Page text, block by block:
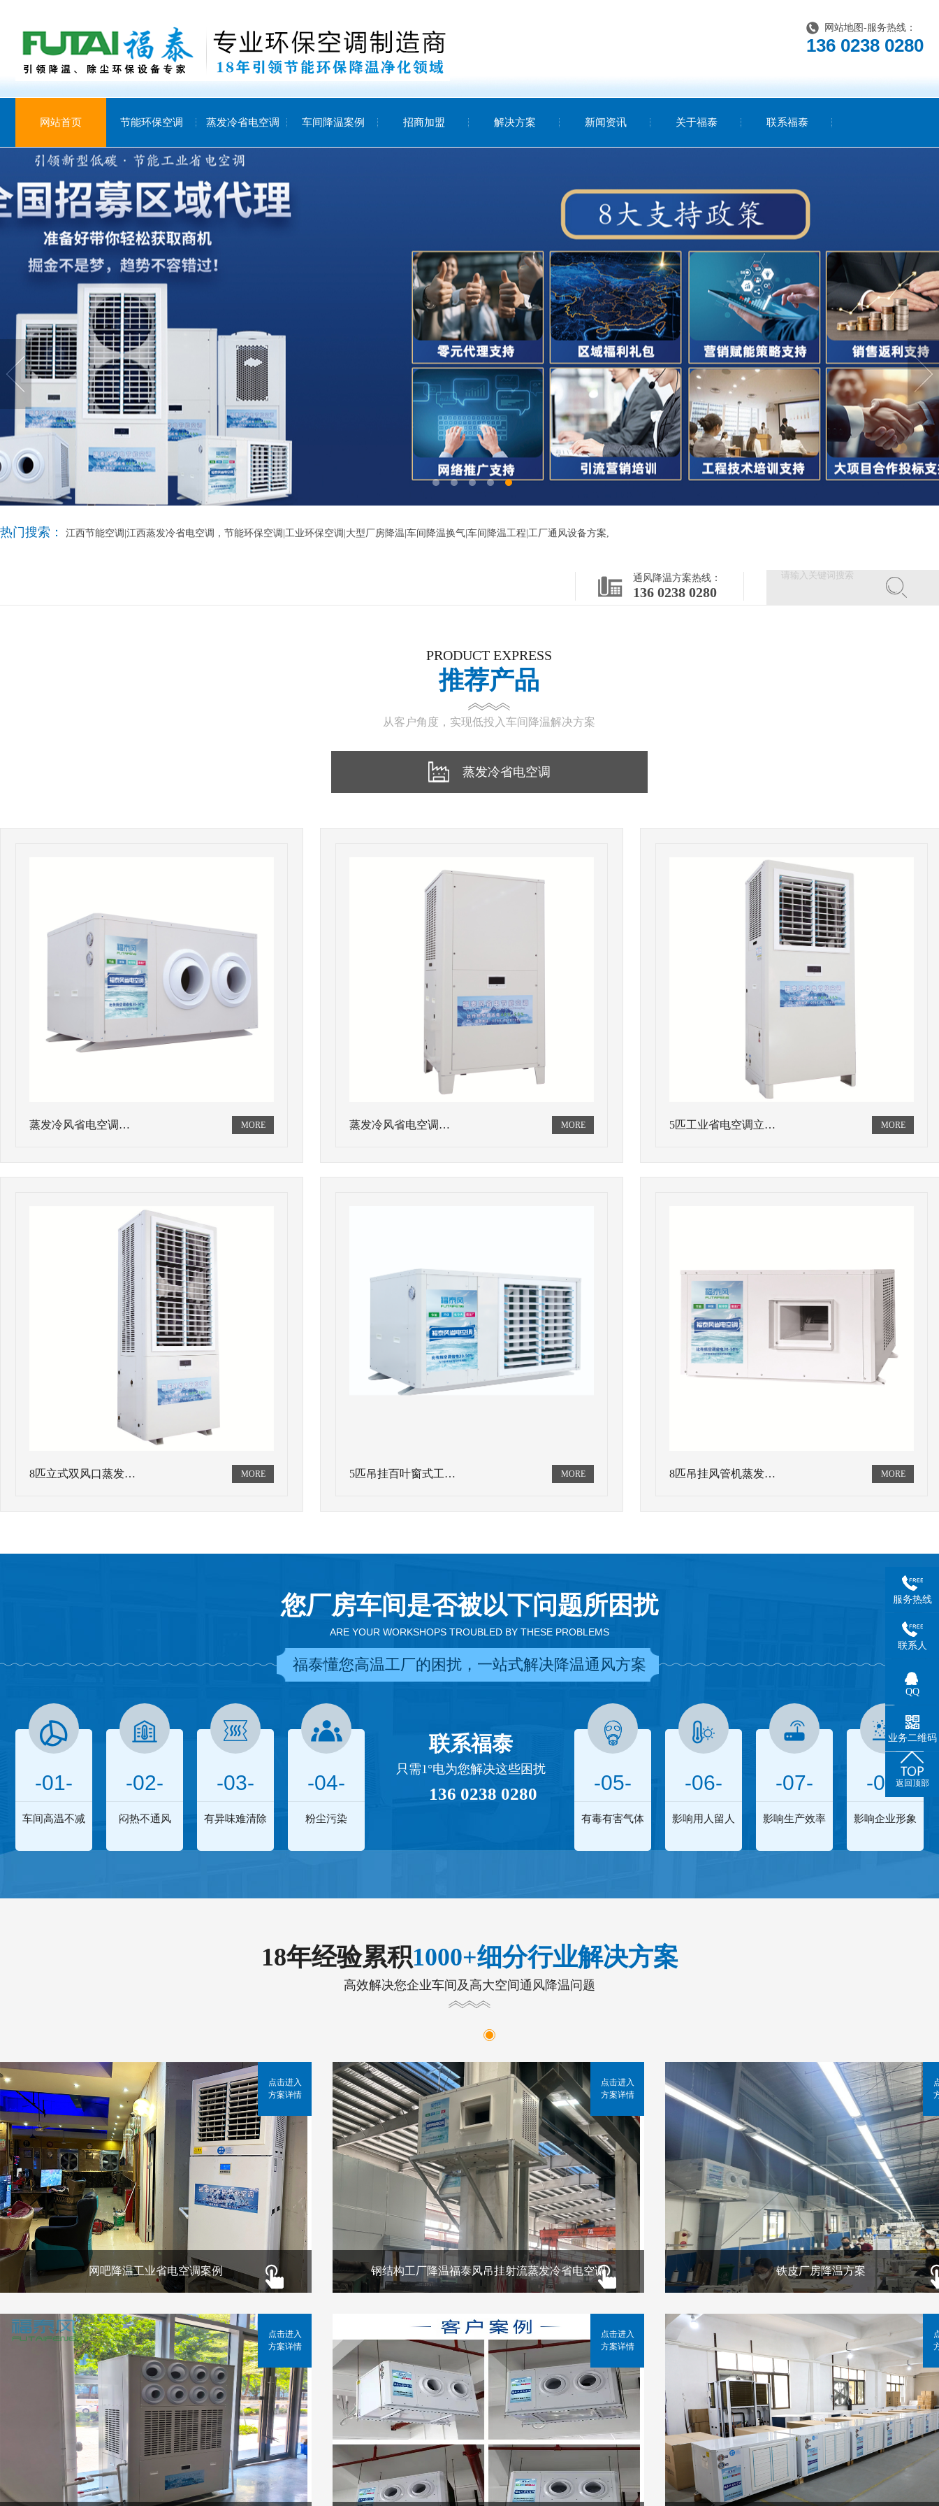
网站地图 -服务热线：
136 0238 0280
网站首页 节能环保空调 蒸发冷省电空调 车间降温案例 招商加盟 解决方案 新闻资讯 关于福泰 联系福泰
热门搜索： 江西节能空调|江西蒸发冷省电空调，节能环保空调|工业环保空调|大型厂房降温|车间降温换气|车间降温工程|工厂通风设备方案,
通风降温方案热线：
136 0238 0280
PRODUCT EXPRESS
推荐产品
从客户角度，实现低投入车间降温解决方案
蒸发冷省电空调
蒸发冷风省电空调… 蒸发冷风省电空调… 5匹工业省电空调立…
8匹立式双风口蒸发… 5匹吊挂百叶窗式工… 8匹吊挂风管机蒸发…
您厂房车间是否被以下问题所困扰
ARE YOUR WORKSHOPS TROUBLED BY THESE PROBLEMS
福泰懂您高温工厂的困扰，一站式解决降温通风方案
-01-
车间高温不减
-02-
闷热不通风
-03-
有异味难清除
-04-
粉尘污染
联系福泰
只需1°电为您解决这些困扰
136 0238 0280 -05-
有毒有害气体
-06-
影响用人留人
-07-
影响生产效率
-08-
影响企业形象
18年经验累积1000+细分行业解决方案
高效解决您企业车间及高大空间通风降温问题
网吧降温工业省电空调案例
点击进入
方案详情
钢结构工厂降温福泰风吊挂射流蒸发冷省电空调
点击进入
方案详情
铁皮厂房降温方案
点击进入
方案详情
点击进入
方案详情
服务热线
联系人
QQ
业务二维码
返回顶部